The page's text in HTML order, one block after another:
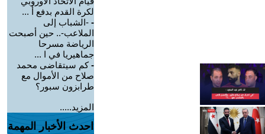
لكرة القدم بدفع أ ...
- -الشباب إلى
الملاعب-.. حين أصبحت
الرياضة مسرحا
جماهيريا في ا ...
-كم سيتقاضى محمد
صلاح من الأموال مع
طرابزون سبور؟
المزيد.....
احدث الأخبار المهمة